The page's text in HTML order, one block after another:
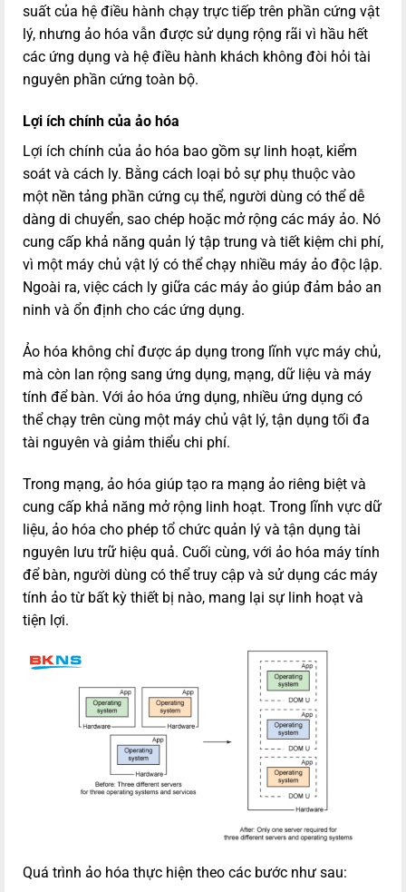
suất của hệ điều hành chạy trực tiếp trên phần cứng vật
lý, nhưng ảo hóa vẫn được sử dụng rộng rãi vì hầu hết
các ứng dụng và hệ điều hành khách không đòi hỏi tài
nguyên phần cứng toàn bộ.
Lợi ích chính của ảo hóa
Lợi ích chính của ảo hóa bao gồm sự linh hoạt, kiểm
soát và cách ly. Bằng cách loại bỏ sự phụ thuộc vào
một nền tảng phần cứng cụ thể, người dùng có thể dễ
dàng di chuyển, sao chép hoặc mở rộng các máy ảo. Nó
cung cấp khả năng quản lý tập trung và tiết kiệm chi phí,
vì một máy chủ vật lý có thể chạy nhiều máy ảo độc lập.
Ngoài ra, việc cách ly giữa các máy ảo giúp đảm bảo an
ninh và ổn định cho các ứng dụng.
Ảo hóa không chỉ được áp dụng trong lĩnh vực máy chủ,
mà còn lan rộng sang ứng dụng, mạng, dữ liệu và máy
tính để bàn. Với ảo hóa ứng dụng, nhiều ứng dụng có
thể chạy trên cùng một máy chủ vật lý, tận dụng tối đa
tài nguyên và giảm thiểu chi phí.
Trong mạng, ảo hóa giúp tạo ra mạng ảo riêng biệt và
cung cấp khả năng mở rộng linh hoạt. Trong lĩnh vực dữ
liệu, ảo hóa cho phép tổ chức quản lý và tận dụng tài
nguyên lưu trữ hiệu quả. Cuối cùng, với ảo hóa máy tính
để bàn, người dùng có thể truy cập và sử dụng các máy
tính ảo từ bất kỳ thiết bị nào, mang lại sự linh hoạt và
tiện lợi.
Quá trình ảo hóa thực hiện theo các bước như sau: